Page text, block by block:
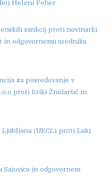
Heleni Feher
sankcij proti novinarki
odgovornemu uredniku
za posredovanje v
proti Eriki Žnidaršič in
(UKCL) proti Luki
Sajovicu in odgovornem